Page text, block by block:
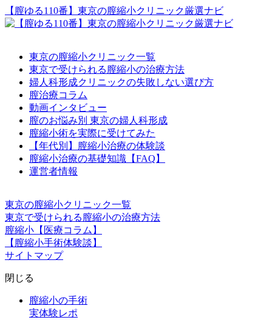
【膣ゆる110番】東京の膣縮小クリニック厳選ナビ
東京の膣縮小クリニック一覧
東京で受けられる膣縮小の治療方法
婦人科形成クリニックの失敗しない選び方
膣治療コラム
動画インタビュー
膣のお悩み別 東京の婦人科形成
膣縮小術を実際に受けてみた
【年代別】膣縮小治療の体験談
膣縮小治療の基礎知識【FAQ】
運営者情報
東京の膣縮小クリニック一覧
東京で受けられる膣縮小の治療方法
膣縮小【医療コラム】
【膣縮小手術体験談】
サイトマップ
閉じる
膣縮小の手術
実体験レポ